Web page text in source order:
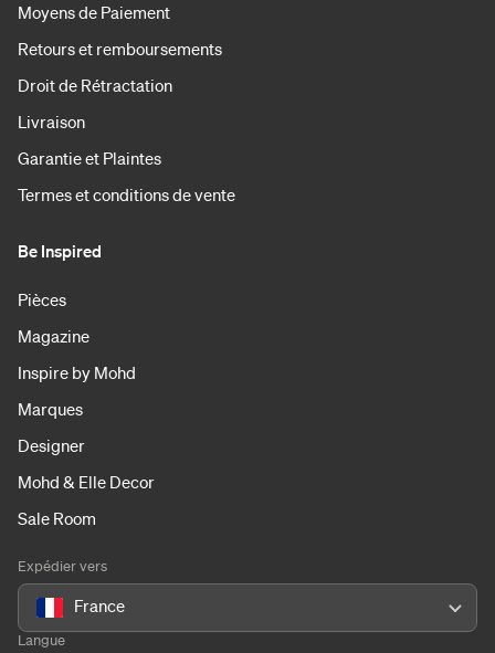
Moyens de Paiement
Retours et remboursements
Droit de Rétractation
Livraison
Garantie et Plaintes
Termes et conditions de vente
Be Inspired
Pièces
Magazine
Inspire by Mohd
Marques
Designer
Mohd & Elle Decor
Sale Room
Expédier vers
France
Langue